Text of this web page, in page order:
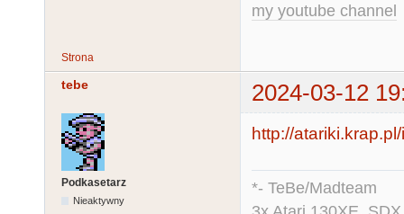
my youtube channel
Strona
tebe 2024-03-12
Podkasetarz
Nieaktywny
http://
*- TeBe/Madteam